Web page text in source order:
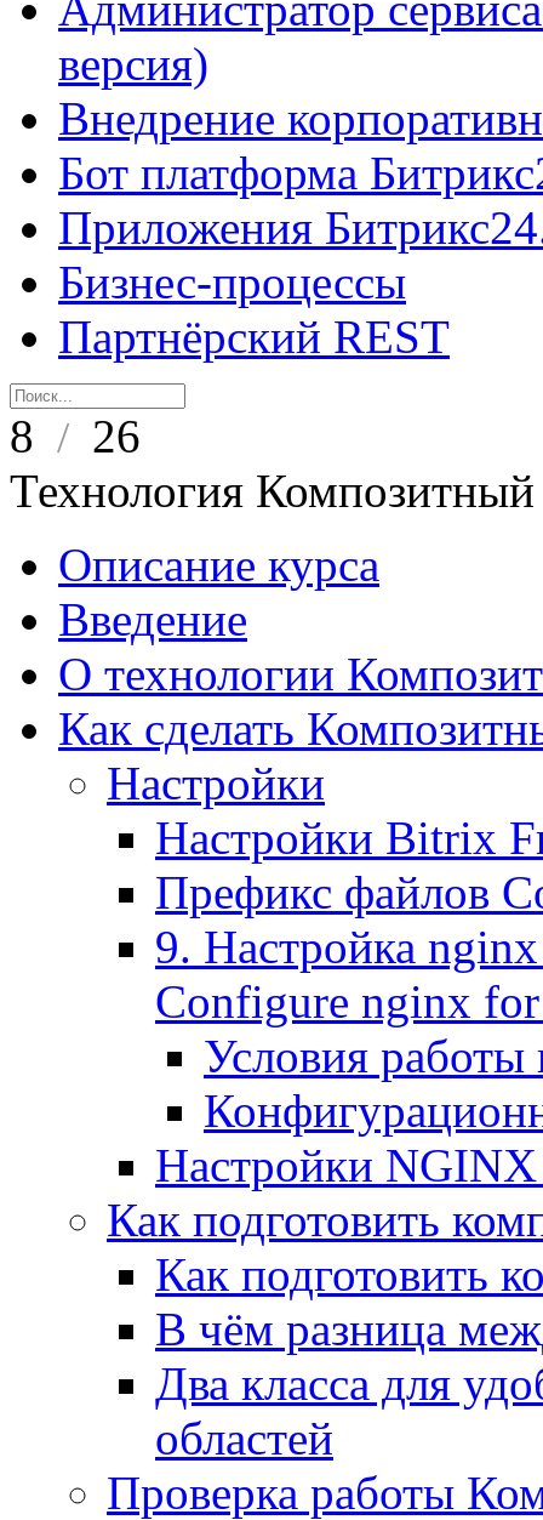
версия)
Внедрение
Бот платформа
Приложения
Бизнес-процессы
Партнёрский REST
8 / 26
Технология Композитный
Описание курса
Введение
О технологии
Как сделать
Настройки
Настройки Bitrix
Префикс файлов
9. Настройка
Configure nginx
Условия работы
Настройки
Как подготовить
Как подготовить
В чём разница
Два класса для
областей
Проверка работы